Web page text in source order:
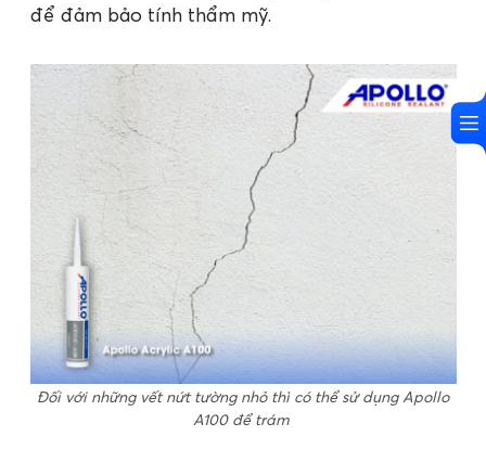
để đảm bảo tính thẩm mỹ.
Đối với những vết nứt tường nhỏ thì có thể sử dụng Apollo
A100 để trám